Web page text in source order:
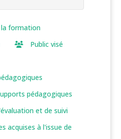
formation
Public visé
pédagogiques
et de suivi
acquises à l'issue de